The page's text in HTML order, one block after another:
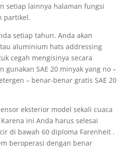
setiap lainnya halaman fungsi
partikel.
setiap tahun. Anda akan
aluminium hats addressing
cegah mengisinya secara
gunakan SAE 20 minyak yang no –
– benar-benar gratis SAE 20
eksterior model sekali cuaca
ini Anda harus selesai
di bawah 60 diploma Farenheit .
beroperasi dengan benar